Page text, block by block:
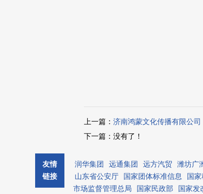
上一篇： 济南鸿蒙文化传播有限公司
下一篇：没有了！
友情
链接
润华集团 远通集团 远方汽贸 潍坊广
山东省公安厅
国家团体标准信息 国
市场监督管理总局
国家民政部 国家发